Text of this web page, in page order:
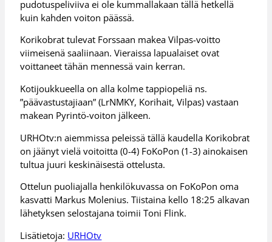
pudotuspeliviiva ei ole kummallakaan tällä hetkellä
kuin kahden voiton päässä.
Korikobrat tulevat Forssaan makea Vilpas-voitto
viimeisenä saaliinaan. Vieraissa lapualaiset ovat
voittaneet tähän mennessä vain kerran.
Kotijoukkueella on alla kolme tappiopeliä ns.
”päävastustajiaan” (LrNMKY, Korihait, Vilpas) vastaan
makean Pyrintö-voiton jälkeen.
URHOtv:n aiemmissa peleissä tällä kaudella Korikobrat
on jäänyt vielä voitoitta (0-4) FoKoPon (1-3) ainokaisen
tultua juuri keskinäisestä ottelusta.
Ottelun puoliajalla henkilökuvassa on FoKoPon oma
kasvatti Markus Molenius. Tiistaina kello 18:25 alkavan
lähetyksen selostajana toimii Toni Flink.
Lisätietoja: URHOtv